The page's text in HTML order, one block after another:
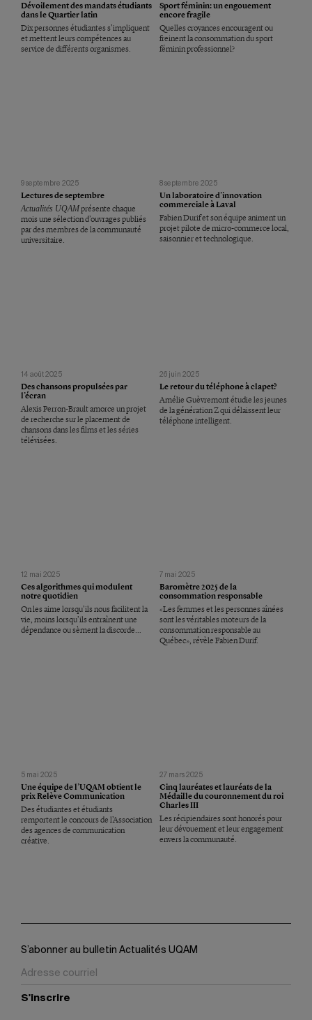
Dévoilement des mandats étudiants
dans le Quartier latin
Dix personnes étudiantes s’impliquent
et mettent leurs compétences au
service de différents organismes.
Sport féminin: un engouement
encore fragile
Quelles croyances encouragent ou
freinent la consommation du sport
féminin professionnel?
9 septembre 2025
Lectures de septembre
Actualités UQAMprésente chaque
mois une sélection d’ouvrages publiés
par des membres de la communauté
universitaire.
8 septembre 2025
Un laboratoire d’innovation
commerciale à Laval
Fabien Durif et son équipe animent un
projet pilote de micro-commerce local,
saisonnier et technologique.
14 août 2025
Des chansons propulsées par
l’écran
Alexis Perron-Brault amorce un projet
de recherche sur le placement de
chansons dans les films et les séries
télévisées.
26 juin 2025
Le retour du téléphone à clapet?
Amélie Guèvremont étudie les jeunes
de la génération Z qui délaissent leur
téléphone intelligent.
12 mai 2025
Ces algorithmes qui modulent
notre quotidien
On les aime lorsqu’ils nous facilitent la
vie, moins lorsqu’ils entraînent une
dépendance ou sèment la discorde…
7 mai 2025
Baromètre 2025 de la
consommation responsable
«Les femmes et les personnes aînées
sont les véritables moteurs de la
consommation responsable au
Québec», révèle Fabien Durif.
5 mai 2025
Une équipe de l’UQAM obtient le
prix Relève Communication
Des étudiantes et étudiants
remportent le concours de l’Association
des agences de communication
créative.
27 mars 2025
Cinq lauréates et lauréats de la
Médaille du couronnement du roi
Charles III
Les récipiendaires sont honorés pour
leur dévouement et leur engagement
envers la communauté.
S’abonner au bulletin Actualités UQAM
S'inscrire